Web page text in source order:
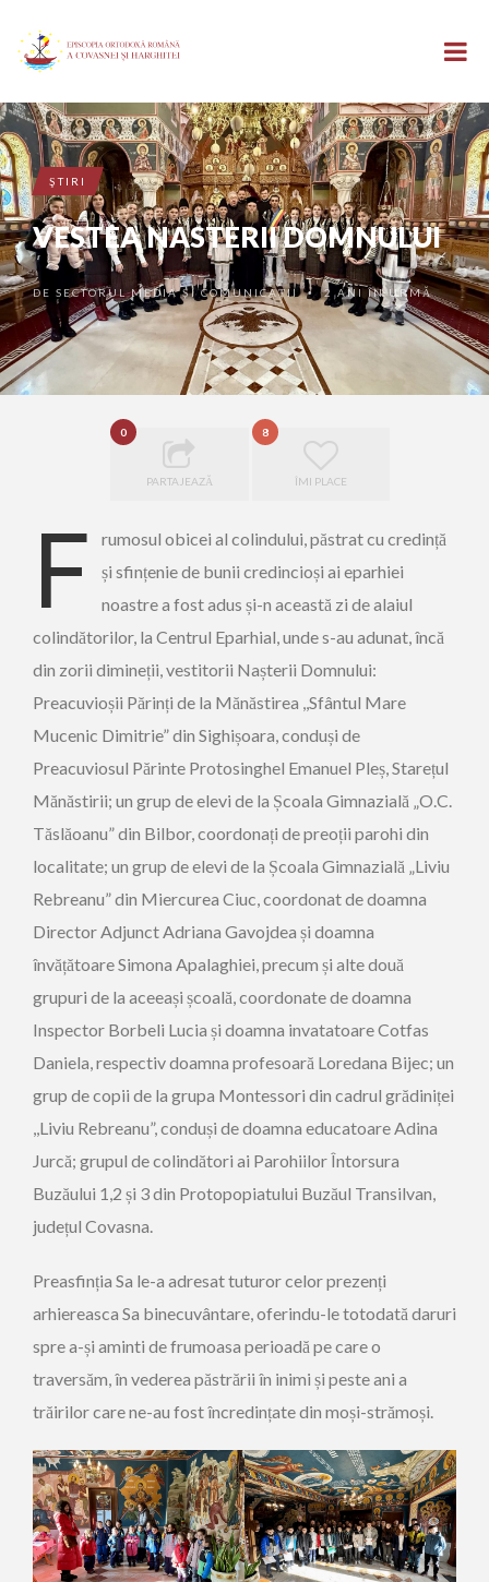
ŞTIRI
VESTEA NASTERII DOMNULUI
DE SECTORUL MEDIA ȘI COMUNICAȚII • 2 ANI ÎN URMĂ
0
PARTAJEAZĂ
8
ÎMI PLACE
F
rumosul obicei al colindului, păstrat cu credință
și sfințenie de bunii credincioși ai eparhiei
noastre a fost adus și-n această zi de alaiul
colindătorilor, la Centrul Eparhial, unde s-au adunat, încă
din zorii dimineții, vestitorii Nașterii Domnului:
Preacuvioșii Părinți de la Mănăstirea ,,Sfântul Mare
Mucenic Dimitrie” din Sighișoara, conduși de
Preacuviosul Părinte Protosinghel Emanuel Pleș, Starețul
Mănăstirii; un grup de elevi de la Școala Gimnazială „O.C.
Tăslăoanu” din Bilbor, coordonați de preoții parohi din
localitate; un grup de elevi de la Școala Gimnazială „Liviu
Rebreanu” din Miercurea Ciuc, coordonat de doamna
Director Adjunct Adriana Gavojdea și doamna
învățătoare Simona Apalaghiei, precum și alte două
grupuri de la aceeași școală, coordonate de doamna
Inspector Borbeli Lucia și doamna invatatoare Cotfas
Daniela, respectiv doamna profesoară Loredana Bijec; un
grup de copii de la grupa Montessori din cadrul grădiniței
,,Liviu Rebreanu”, conduși de doamna educatoare Adina
Jurcă; grupul de colindători ai Parohiilor Întorsura
Buzăului 1,2 și 3 din Protopopiatului Buzăul Transilvan,
județul Covasna.
Preasfinția Sa le-a adresat tuturor celor prezenți
arhiereasca Sa binecuvântare, oferindu-le totodată daruri
spre a-și aminti de frumoasa perioadă pe care o
traversăm, în vederea păstrării în inimi și peste ani a
trăirilor care ne-au fost încredințate din moși-strămoși.